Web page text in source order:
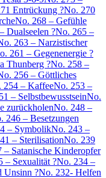
Entrückung ?No. 270
No. 268 – Gefühle
Dualseelen ?No. 265 –
263 – Narzistischer
261 – Gegenenergie ?
Thunberg ?No. 258 –
256 – Göttliches
254 – KaffeeNo. 253 –
– SelbstbewusstseinNo.
zurückholenNo. 248 –
246 – Besetzungen
– SymbolikNo. 243 –
– SterilisationNo. 239
– Satanische Kinderopfer
– Sexualität ?No. 234 –
Unsinn ?No. 232- Helfen